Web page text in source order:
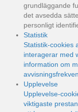
grundläggande
det avsedda
personligt
Statistik
Statistik-cookies
interagerar med
information om
Upplevelse
Upplevelse-
viktigaste